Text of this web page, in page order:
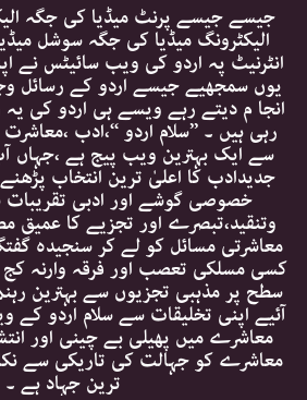
جیسے جیسے پرنٹ میڈیا کی جگہ
الیکٹرونگ میڈیا کی جگہ سوشل
انٹرنیٹ پہ اردو کی ویب سائیٹس نے
یوں سمجھیے جیسے اردو کے رسائل
انجا م دیتے رہے ویسے ہی اردو کی
رہی ہیں ۔ ’’سلام اردو ‘‘،ادب
سے ایک بہترین ویب پیج ہے
جدیدادب کا اعلیٰ ترین انتخاب
خصوصی گوشے اور ادبی
وتنقید،تبصرے اور تجزیے کا عمیق
معاشرتی مسائل کو لے کر سنجیدہ
کسی مسلکی تعصب اور فرقہ وارنہ
سطح پر مذہبی تجزیوں سے بہترین
آئیے اپنی تخلیقات سے سلام اردو کے
معاشرے میں پھیلی بے چینی اور
معاشرے کو جہالت کی تاریکی سے
ترین جہاد ہے ۔